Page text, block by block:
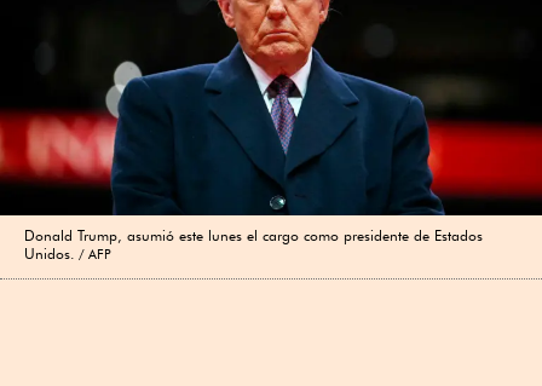
Donald Trump, asumió este lunes el cargo como presidente de Estados
Unidos.
AFP